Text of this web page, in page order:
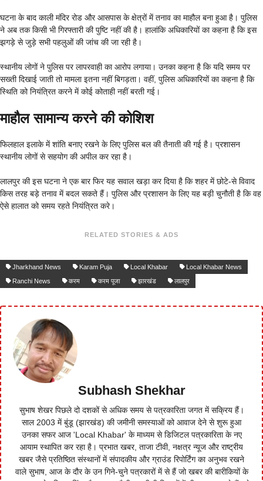
घटना के बाद काली मंदिर रोड और आसपास के क्षेत्रों में तनाव का माहौल बना हुआ है। पुलिस
ने अब तक किसी भी गिरफ्तारी की पुष्टि नहीं की है। हालांकि अधिकारियों का कहना है कि इस
झगड़े से जुड़े सभी पहलुओं की जांच की जा रही है।
स्थानीय लोगों ने पुलिस पर लापरवाही का आरोप लगाया। उनका कहना है कि यदि समय पर
सख्ती दिखाई जाती तो मामला इतना नहीं बिगड़ता। वहीं, पुलिस अधिकारियों का कहना है कि
स्थिति को नियंत्रित करने में कोई कोताही नहीं बरती गई।
माहौल सामान्य करने की कोशिश
फिलहाल इलाके में शांति बनाए रखने के लिए पुलिस बल की तैनाती की गई है। प्रशासन
स्थानीय लोगों से सहयोग की अपील कर रहा है।
लालपुर की इस घटना ने एक बार फिर यह सवाल खड़ा कर दिया है कि शहर में छोटे-से विवाद
किस तरह बड़े तनाव में बदल सकते हैं। पुलिस और प्रशासन के लिए यह बड़ी चुनौती है कि वह
ऐसे हालात को समय रहते नियंत्रित करे।
RELATED STORIES & ADS
Jharkhand News Karam Puja Local Khabar
Local Khabar News
Ranchi News
करम करम पूजा झारखंड लालपुर
Subhash Shekhar
सुभाष शेखर पिछले दो दशकों से अधिक समय से पत्रकारिता जगत में सक्रिय हैं।
साल 2003 में बुंडू (झारखंड) की जमीनी समस्याओं को आवाज देने से शुरू हुआ
उनका सफर आज 'Local Khabar' के माध्यम से डिजिटल पत्रकारिता के नए
आयाम स्थापित कर रहा है। प्रभात खबर, ताजा टीवी, नक्षत्र न्यूज और राष्ट्रीय
खबर जैसे प्रतिष्ठित संस्थानों में संपादकीय और ग्राउंड रिपोर्टिंग का अनुभव रखने
वाले सुभाष, आज के दौर के उन गिने-चुने पत्रकारों में से हैं जो खबर की बारीकियों के